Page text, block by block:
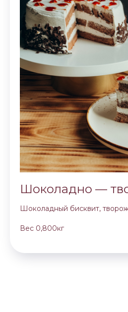
Шоколадно —
Шоколадный бисквит,
Вес 0,800кг